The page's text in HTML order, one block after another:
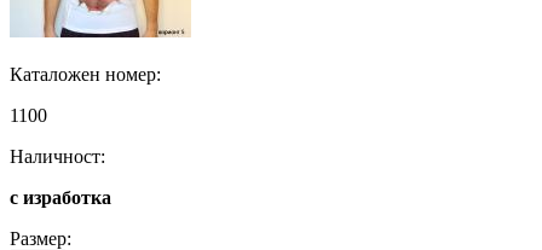
Каталожен номер:
1100
Наличност:
с изработка
Размер: